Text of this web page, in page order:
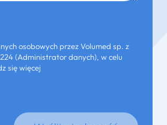
osobowych przez Volumed sp. z
(Administrator danych), w celu
się więcej